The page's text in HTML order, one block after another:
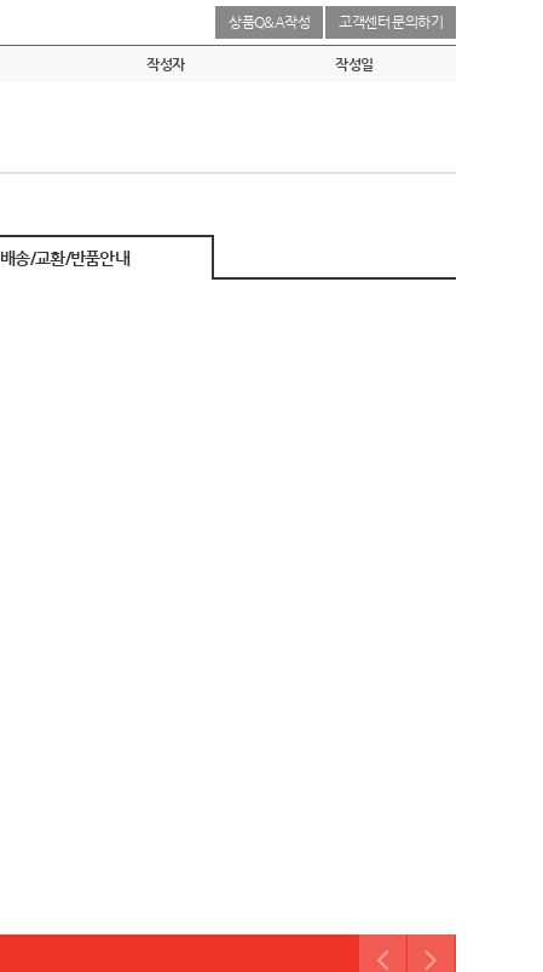
상품Q&A작성 고객센터 문의하기
작성자 작성일
배송/교환/반품안내